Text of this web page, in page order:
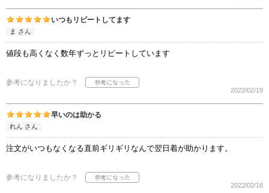
いつもリピートしてます
ま さん
値段も高くなく数年ずっとリピートしています
参考になりましたか？
2022/02/19
早いのは助かる
れん さん
注文がいつもなくなる直前ギリギリなんで翌日着が助かります。
参考になりましたか？
2022/02/18